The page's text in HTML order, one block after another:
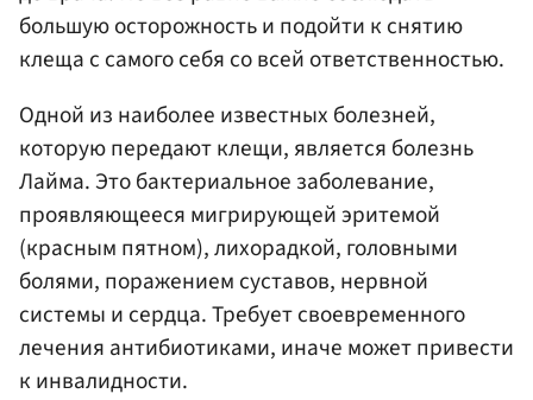
большую осторожность и подойти к снятию
клеща с самого себя со всей ответственностью.
Одной из наиболее известных болезней,
которую передают клещи, является болезнь
Лайма. Это бактериальное заболевание,
проявляющееся мигрирующей эритемой
(красным пятном), лихорадкой, головными
болями, поражением суставов, нервной
системы и сердца. Требует своевременного
лечения антибиотиками, иначе может привести
к инвалидности.